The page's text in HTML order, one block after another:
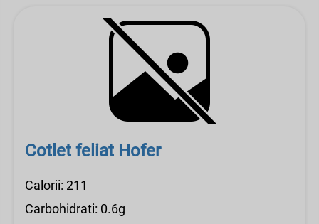
Cotlet feliat Hofer
Calorii: 211
Carbohidrati: 0.6g